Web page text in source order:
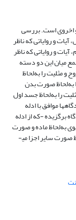
اخروی است. بررسی
و روایاتی که ناظر
و روایاتی که ناظر
میان این دو دسته
و مثلیت را به‌لحاظ
به‌لحاظ صورت بدن
را به‌لحاظ جسد اول
موافق با ادله
برگزیده -که از ادله
به‌لحاظ ماده و صورت
طینت بدن و نیز مواد سایر اجزاست و مثلیت آنها به‌لحاظ صورت سایر اجزا می­